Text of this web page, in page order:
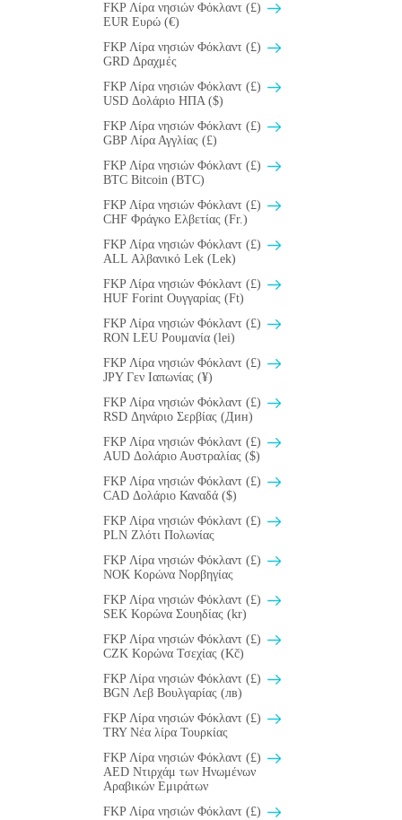
FKP Λίρα νησιών Φόκλαντ (£)
EUR Ευρώ (€)
FKP Λίρα νησιών Φόκλαντ (£)
GRD Δραχμές
FKP Λίρα νησιών Φόκλαντ (£)
USD Δολάριο ΗΠΑ ($)
FKP Λίρα νησιών Φόκλαντ (£)
GBP Λίρα Αγγλίας (£)
FKP Λίρα νησιών Φόκλαντ (£)
BTC Bitcoin (BTC)
FKP Λίρα νησιών Φόκλαντ (£)
CHF Φράγκο Ελβετίας (Fr.)
FKP Λίρα νησιών Φόκλαντ (£)
ALL Αλβανικό Lek (Lek)
FKP Λίρα νησιών Φόκλαντ (£)
HUF Forint Ουγγαρίας (Ft)
FKP Λίρα νησιών Φόκλαντ (£)
RON LEU Ρουμανία (lei)
FKP Λίρα νησιών Φόκλαντ (£)
JPY Γεν Ιαπωνίας (¥)
FKP Λίρα νησιών Φόκλαντ (£)
RSD Δηνάριο Σερβίας (Дин)
FKP Λίρα νησιών Φόκλαντ (£)
AUD Δολάριο Αυστραλίας ($)
FKP Λίρα νησιών Φόκλαντ (£)
CAD Δολάριο Καναδά ($)
FKP Λίρα νησιών Φόκλαντ (£)
PLN Ζλότι Πολωνίας
FKP Λίρα νησιών Φόκλαντ (£)
NOK Κορώνα Νορβηγίας
FKP Λίρα νησιών Φόκλαντ (£)
SEK Κορώνα Σουηδίας (kr)
FKP Λίρα νησιών Φόκλαντ (£)
CZK Κορώνα Τσεχίας (Kč)
FKP Λίρα νησιών Φόκλαντ (£)
BGN Λεβ Βουλγαρίας (лв)
FKP Λίρα νησιών Φόκλαντ (£)
TRY Νέα λίρα Τουρκίας
FKP Λίρα νησιών Φόκλαντ (£)
AED Ντιρχάμ των Ηνωμένων
Αραβικών Εμιράτων
FKP Λίρα νησιών Φόκλαντ (£)